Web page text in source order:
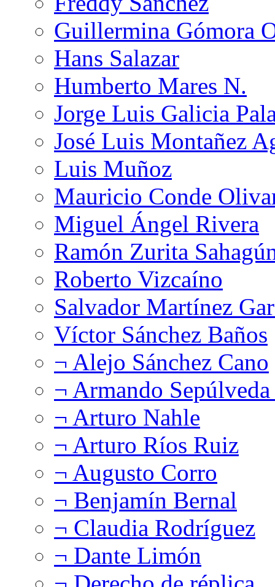
Guillermina Gómora
Hans Salazar
Humberto Mares N.
Jorge Luis Galicia
José Luis Montañez
Luis Muñoz
Mauricio Conde
Miguel Ángel Rivera
Ramón Zurita
Roberto Vizcaíno
Salvador Martínez
Víctor Sánchez Baños
¬ Alejo Sánchez Cano
¬ Armando
¬ Arturo Nahle
¬ Arturo Ríos Ruiz
¬ Augusto Corro
¬ Benjamín Bernal
¬ Claudia Rodríguez
¬ Dante Limón